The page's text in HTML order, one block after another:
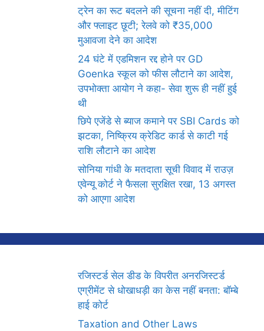
ट्रेन का रूट बदलने की सूचना नहीं दी, मीटिंग
और फ्लाइट छूटी; रेलवे को ₹35,000
मुआवजा देने का आदेश
24 घंटे में एडमिशन रद्द होने पर GD
Goenka स्कूल को फीस लौटाने का आदेश,
उपभोक्ता आयोग ने कहा- सेवा शुरू ही नहीं हुई
थी
छिपे एजेंडे से ब्याज कमाने पर SBI Cards को
झटका, निष्क्रिय क्रेडिट कार्ड से काटी गई
राशि लौटाने का आदेश
सोनिया गांधी के मतदाता सूची विवाद में राउज़
एवेन्यू कोर्ट ने फैसला सुरक्षित रखा, 13 अगस्त
को आएगा आदेश
रजिस्टर्ड सेल डीड के विपरीत अनरजिस्टर्ड
एग्रीमेंट से धोखाधड़ी का केस नहीं बनता: बॉम्बे
हाई कोर्ट
Taxation and Other Laws